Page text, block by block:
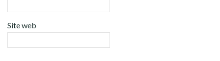
Site web